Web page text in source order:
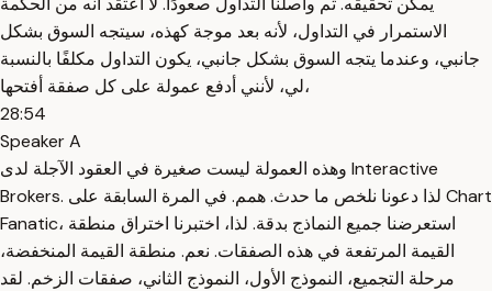
الاستمرار في التداول، لأنه بعد موجة كهذه، سيتجه السوق بشكل
جانبي، وعندما يتجه السوق بشكل جانبي، يكون التداول مكلفًا بالنسبة
لي، لأنني أدفع عمولة على كل صفقة أفتحها،
28:54
Speaker A
وهذه العمولة ليست صغيرة في العقود الآجلة لدى Interactive
Brokers. لذا دعونا نلخص ما حدث. همم. في المرة السابقة على Chart
Fanatic، استعرضنا جميع النماذج بدقة. لذا، اختبرنا اختراق منطقة
القيمة المرتفعة في هذه الصفقات. نعم. منطقة القيمة المنخفضة،
مرحلة التجميع، النموذج الأول، النموذج الثاني، صفقات الزخم. لقد